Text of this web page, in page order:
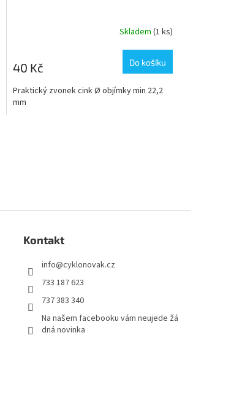
Skladem (1 ks)
40 Kč Do košíku
Praktický zvonek cink Ø objímky min 22,2
mm
Kontakt
info@cyklonovak.cz
733 187 623
737 383 340
Na našem facebooku vám neujede žá
dná novinka